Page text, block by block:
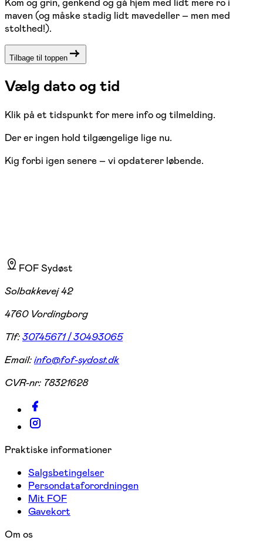
maven (og måske stadig lidt mavedeller – men med
stolthed!).
Tilbage til toppen
Vælg dato og tid
Klik på et tidspunkt for mere info og tilmelding.
Der er ingen hold tilgængelige lige nu.
Kig forbi igen senere – vi opdaterer løbende.
FOF Sydøst
Solbakkevej 42
4760 Vordingborg
Tlf:30745671 / 30493065
Email:info@fof-sydost.dk
CVR-nr: 78321628
Praktiske informationer
Salgsbetingelser
Persondataforordningen
Mit FOF
Gavekort
Om os